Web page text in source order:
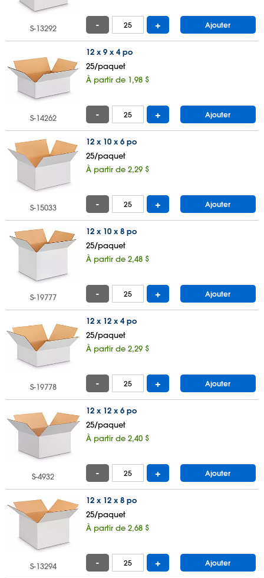
S-13292 - + Ajouter
12 x 9 x 4 po
25/paquet
À partir de 1,98 $
S-14262 - + Ajouter
12 x 10 x 6 po
25/paquet
À partir de 2,29 $
S-15033 - + Ajouter
12 x 10 x 8 po
25/paquet
À partir de 2,48 $
S-19777 - + Ajouter
12 x 12 x 4 po
25/paquet
À partir de 2,29 $
S-19778 - + Ajouter
12 x 12 x 6 po
25/paquet
À partir de 2,40 $
S-4932 - + Ajouter
12 x 12 x 8 po
25/paquet
À partir de 2,68 $
S-13294 - + Ajouter